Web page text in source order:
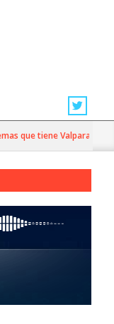
tiene Valparaíso”